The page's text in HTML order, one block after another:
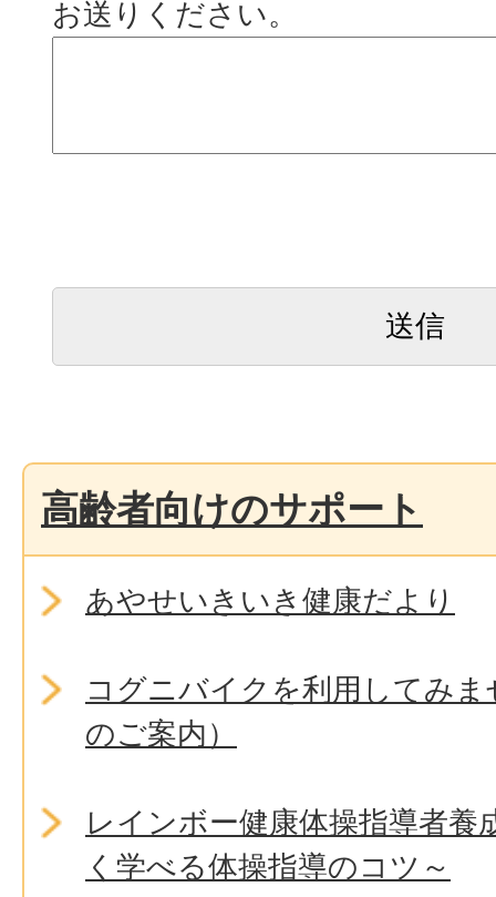
お送りください。
高齢者向けのサポート
あやせいきいき健康だより
コグニバイクを利用してみ
のご案内）
レインボー健康体操指導者養
く学べる体操指導のコツ～